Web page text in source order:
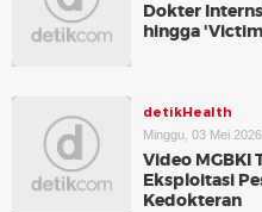
Dokter
hingga
detikHealth
Minggu, 03 Mei
Video MGBKI
Eksploitasi
Kedokteran